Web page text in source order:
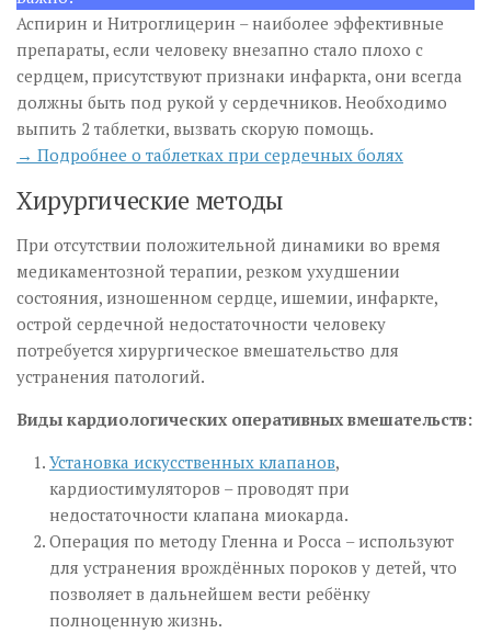
Аспирин и Нитроглицерин – наиболее эффективные
препараты, если человеку внезапно стало плохо с
сердцем, присутствуют признаки инфаркта, они всегда
должны быть под рукой у сердечников. Необходимо
выпить 2 таблетки, вызвать скорую помощь.
→ Подробнее о таблетках при сердечных болях
Хирургические методы
При отсутствии положительной динамики во время
медикаментозной терапии, резком ухудшении
состояния, изношенном сердце, ишемии, инфаркте,
острой сердечной недостаточности человеку
потребуется хирургическое вмешательство для
устранения патологий.
Виды кардиологических оперативных вмешательств:
Установка искусственных клапанов,
кардиостимуляторов – проводят при
недостаточности клапана миокарда.
Операция по методу Гленна и Росса – используют
для устранения врождённых пороков у детей, что
позволяет в дальнейшем вести ребёнку
полноценную жизнь.